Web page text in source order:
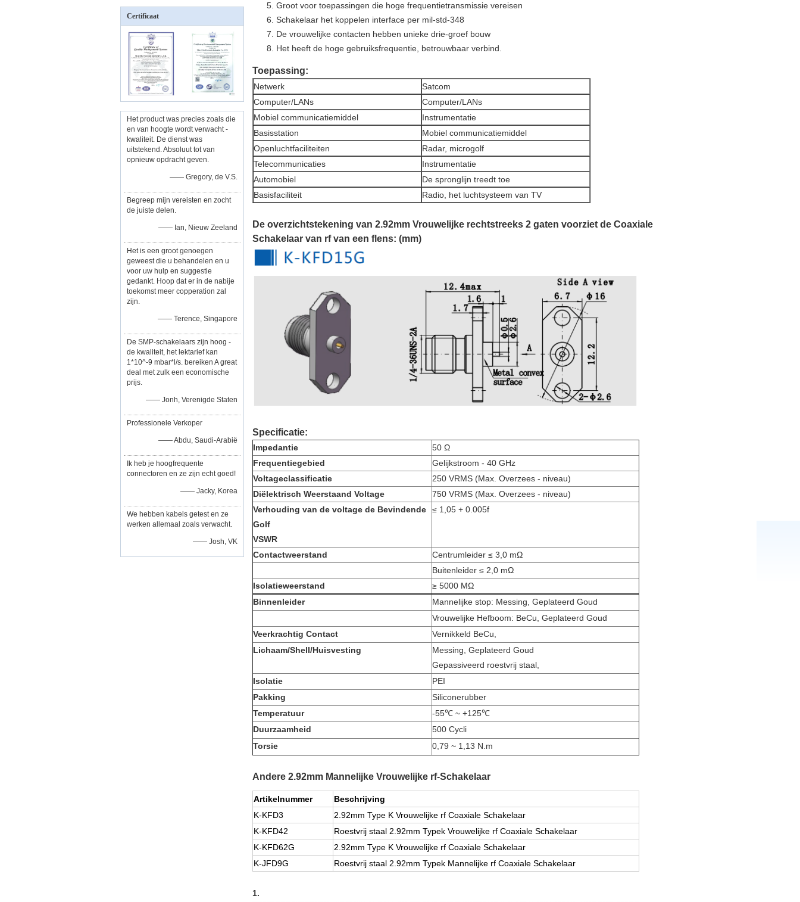
Certificaat
Het product was precies zoals die
en van hoogte wordt verwacht -
kwaliteit. De dienst was
uitstekend. Absoluut tot van
opnieuw opdracht geven.
—— Gregory, de V.S.
Begreep mijn vereisten en zocht
de juiste delen.
—— Ian, Nieuw Zeeland
Het is een groot genoegen
geweest die u behandelen en u
voor uw hulp en suggestie
gedankt. Hoop dat er in de nabije
toekomst meer copperation zal
zijn.
—— Terence, Singapore
De SMP-schakelaars zijn hoog -
de kwaliteit, het lektarief kan
1*10^-9 mbar*l/s. bereiken A great
deal met zulk een economische
prijs.
—— Jonh, Verenigde Staten
Professionele Verkoper
—— Abdu, Saudi-Arabië
Ik heb je hoogfrequente
connectoren en ze zijn echt goed!
—— Jacky, Korea
We hebben kabels getest en ze
werken allemaal zoals verwacht.
—— Josh, VK
Groot voor toepassingen die hoge frequentietransmissie vereisen
Schakelaar het koppelen interface per mil-std-348
De vrouwelijke contacten hebben unieke drie-groef bouw
Het heeft de hoge gebruiksfrequentie, betrouwbaar verbind.
Toepassing:
Netwerk
Satcom
Computer/LANs
Computer/LANs
Mobiel communicatiemiddel
Instrumentatie
Basisstation
Mobiel communicatiemiddel
Openluchtfaciliteiten
Radar, microgolf
Telecommunicaties
Instrumentatie
Automobiel
De spronglijn treedt toe
Basisfaciliteit
Radio, het luchtsysteem van TV
De overzichtstekening van 2.92mm Vrouwelijke rechtstreeks 2 gaten voorziet de Coaxiale
Schakelaar van rf van een flens: (mm)
Specificatie:
Impedantie
50 Ω
Frequentiegebied
Gelijkstroom - 40 GHz
Voltageclassificatie
250 VRMS (Max. Overzees - niveau)
Diëlektrisch Weerstaand Voltage
750 VRMS (Max. Overzees - niveau)
Verhouding van de voltage de Bevindende
Golf
VSWR
≤ 1,05 + 0.005f
Contactweerstand
Centrumleider ≤ 3,0 mΩ
Buitenleider ≤ 2,0 mΩ
Isolatieweerstand
≥ 5000 MΩ
Binnenleider
Mannelijke stop: Messing, Geplateerd Goud
Vrouwelijke Hefboom: BeCu, Geplateerd Goud
Veerkrachtig Contact
Vernikkeld BeCu,
Lichaam/Shell/Huisvesting
Messing, Geplateerd Goud
Gepassiveerd roestvrij staal,
Isolatie
PEI
Pakking
Siliconerubber
Temperatuur
-55℃ ~ +125℃
Duurzaamheid
500 Cycli
Torsie
0,79 ~ 1,13 N.m
Andere 2.92mm Mannelijke Vrouwelijke rf-Schakelaar
Artikelnummer
Beschrijving
K-KFD3
2.92mm Type K Vrouwelijke rf Coaxiale Schakelaar
K-KFD42
Roestvrij staal 2.92mm Typek Vrouwelijke rf Coaxiale Schakelaar
K-KFD62G
2.92mm Type K Vrouwelijke rf Coaxiale Schakelaar
K-JFD9G
Roestvrij staal 2.92mm Typek Mannelijke rf Coaxiale Schakelaar
1.